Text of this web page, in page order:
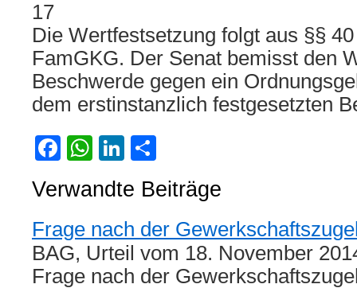
17
Die Wertfestsetzung folgt aus §§
FamGKG. Der Senat bemisst den
Beschwerde gegen ein
dem erstinstanzlich festgesetzten
Facebook
WhatsApp
LinkedIn
Verwandte Beiträge
Frage nach der
BAG, Urteil vom 18. November
Frage nach der